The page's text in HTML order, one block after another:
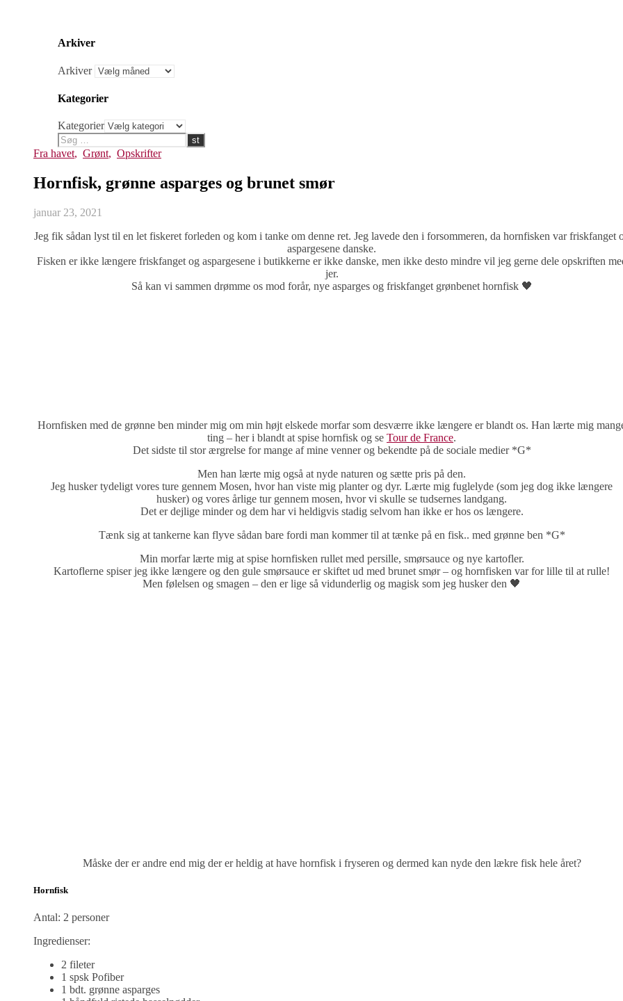
Arkiver
Arkiver
Kategorier
Kategorier
Fra havet, Grønt, Opskrifter
Hornfisk, grønne asparges og brunet smør
januar 23, 2021
Jeg fik sådan lyst til en let fiskeret forleden og kom i tanke om denne ret. Jeg lavede den i forsommeren, da hornfisken var friskfanget
aspargesene danske.
Fisken er ikke længere friskfanget og aspargesene i butikkerne er ikke danske, men ikke desto mindre vil jeg gerne dele opskriften
jer.
Så kan vi sammen drømme os mod forår, nye asparges og friskfanget grønbenet hornfisk 🖤
Hornfisken med de grønne ben minder mig om min højt elskede morfar som desværre ikke længere er blandt os. Han lærte mig
ting – her i blandt at spise hornfisk og se Tour de France.
Det sidste til stor ærgrelse for mange af mine venner og bekendte på de sociale medier *G*
Men han lærte mig også at nyde naturen og sætte pris på den.
Jeg husker tydeligt vores ture gennem Mosen, hvor han viste mig planter og dyr. Lærte mig fuglelyde (som jeg dog ikke længere
husker) og vores årlige tur gennem mosen, hvor vi skulle se tudsernes landgang.
Det er dejlige minder og dem har vi heldigvis stadig selvom han ikke er hos os længere.
Tænk sig at tankerne kan flyve sådan bare fordi man kommer til at tænke på en fisk.. med grønne ben *G*
Min morfar lærte mig at spise hornfisken rullet med persille, smørsauce og nye kartofler.
Kartoflerne spiser jeg ikke længere og den gule smørsauce er skiftet ud med brunet smør – og hornfisken var for lille til at rulle!
Men følelsen og smagen – den er lige så vidunderlig og magisk som jeg husker den 🖤
Måske der er andre end mig der er heldig at have hornfisk i fryseren og dermed kan nyde den lækre fisk hele året?
Hornfisk
Antal: 2 personer
Ingredienser:
2 fileter
1 spsk Pofiber
1 bdt. grønne asparges